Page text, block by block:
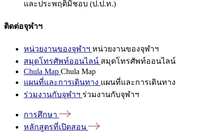
และประพฤติมิชอบ (ป.ป.ท.)
ติดต่อจุฬาฯ
หน่วยงานของจุฬาฯ หน่วยงานของจุฬาฯ
สมุดโทรศัพท์ออนไลน์ สมุดโทรศัพท์ออนไลน์
Chula Map Chula Map
แผนที่และการเดินทาง แผนที่และการเดินทาง
ร่วมงานกับจุฬาฯ ร่วมงานกับจุฬาฯ
การศึกษา
หลักสูตรที่เปิดสอน